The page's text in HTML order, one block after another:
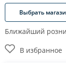
Выбрать
Ближайший
В избранное